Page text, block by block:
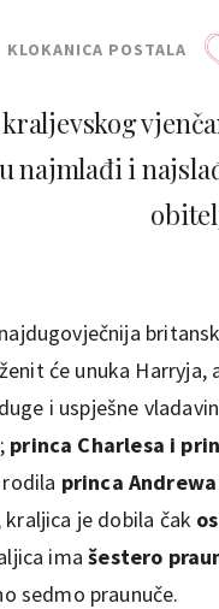
KLOKANICA POSTALA
najmlađi i
će unuka
i uspješne
; princa Charlesa i
princa
je dobila čak
imašestero
sedmo praunuče.